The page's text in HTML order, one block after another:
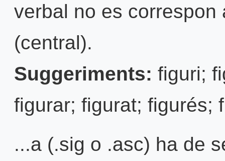
verbal no es
(central).
Suggeriments: figuri;
figurar; figurat; figurés;
...a (.sig o .asc) ha de